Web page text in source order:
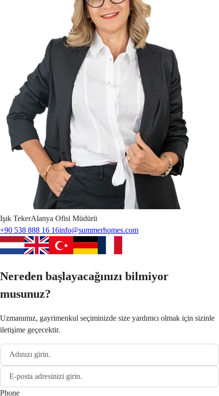
Işık TekerAlanya Ofisi Müdürü
+90 538 888 16 16info@summerhomes.com
Nereden başlayacağınızı bilmiyor
musunuz?
Uzmanımız, gayrimenkul seçiminizde size yardımcı olmak için sizinle
iletişime geçecektir.
Phone